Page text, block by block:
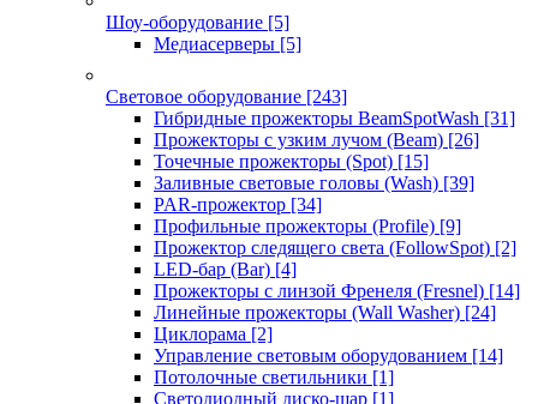
Шоу-оборудование [5]
Медиасерверы [5]
Световое оборудование [243]
Гибридные прожекторы BeamSpotWash [31]
Прожекторы с узким лучом (Beam) [26]
Точечные прожекторы (Spot) [15]
Заливные световые головы (Wash) [39]
PAR-прожектор [34]
Профильные прожекторы (Profile) [9]
Прожектор следящего света (FollowSpot) [2]
LED-бар (Bar) [4]
Прожекторы с линзой Френеля (Fresnel) [14]
Линейные прожекторы (Wall Washer) [24]
Циклорама [2]
Управление световым оборудованием [14]
Потолочные светильники [1]
Светодиодный диско-шар [1]